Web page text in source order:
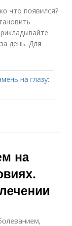
что появился?
день. Для
на